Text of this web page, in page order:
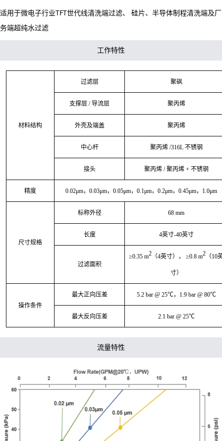
适用于微电子行业TFT世代线清洗端过滤、 硅片、半导体制程清洗端及厂
务端超纯水过滤
工作特性
材料结构
过滤层 聚砜
支撑层 / 导流层 聚丙烯
外壳及端盖 聚丙烯
中心杆 聚丙烯 /316L 不锈钢
接头 聚丙烯 / 聚丙烯 + 不锈钢
精度 0.02μm， 0.03μm， 0.05μm， 0.1μm， 0.2μm， 0.45μm， 1.0μm
尺寸规格
标称外径 68 mm
长度 4英寸-40英寸
过滤面积
≥0.35 m2 （4英寸）， ≥0.8 m2 （10
寸）
操作条件
最大正向压差 5.2 bar @ 25℃，1.9 bar @ 80℃
最大反向压差 2.1 bar @ 25℃
流量特性